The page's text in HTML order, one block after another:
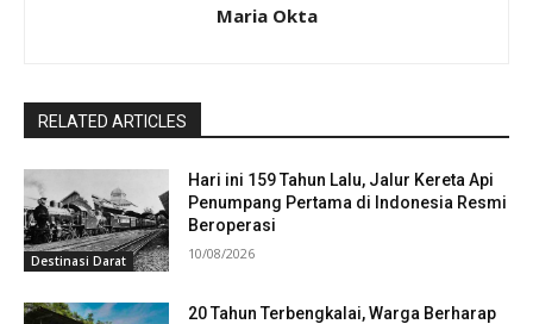
Maria Okta
RELATED ARTICLES
Destinasi Darat
Hari ini 159 Tahun Lalu, Jalur Kereta Api
Penumpang Pertama di Indonesia Resmi
Beroperasi
10/08/2026
20 Tahun Terbengkalai, Warga Berharap